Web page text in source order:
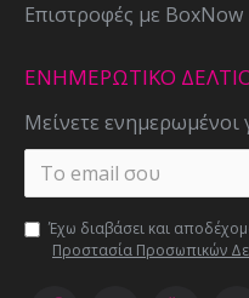
Επιστροφές με BoxNow
ΕΝΗΜΕΡΩΤΙΚΌ
Μείνετε ενημερωμένοι
Έχω διαβάσει και
Προστασία Προσωπικών